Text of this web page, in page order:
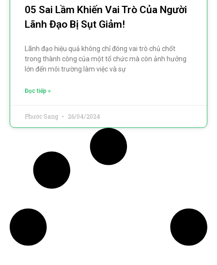
05 Sai Lầm Khiến Vai Trò Của Người
Lãnh Đạo Bị Sụt Giảm!
Lãnh đạo hiệu quả không chỉ đóng vai trò chủ chốt
trong thành công của một tổ chức mà còn ảnh hưởng
lớn đến môi trường làm việc và sự
Đọc tiếp »
Phước Sang 26/04/2024